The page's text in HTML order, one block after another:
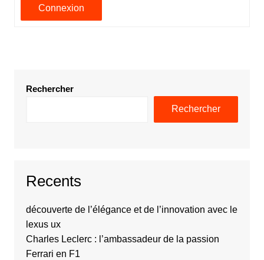
Connexion
Rechercher
Rechercher
Recents
découverte de l’élégance et de l’innovation avec le
lexus ux
Charles Leclerc : l’ambassadeur de la passion
Ferrari en F1